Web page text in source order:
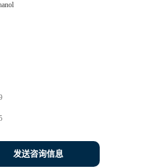
发送咨询信息